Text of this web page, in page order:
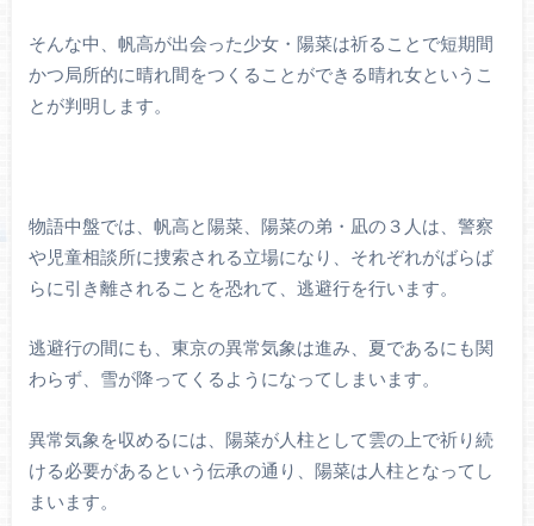
そんな中、帆高が出会った少女・陽菜は祈ることで短期間
かつ局所的に晴れ間をつくることができる晴れ女というこ
とが判明します。
物語中盤では、帆高と陽菜、陽菜の弟・凪の３人は、警察
や児童相談所に捜索される立場になり、それぞれがばらば
らに引き離されることを恐れて、逃避行を行います。
逃避行の間にも、東京の異常気象は進み、夏であるにも関
わらず、雪が降ってくるようになってしまいます。
異常気象を収めるには、陽菜が人柱として雲の上で祈り続
ける必要があるという伝承の通り、陽菜は人柱となってし
まいます。